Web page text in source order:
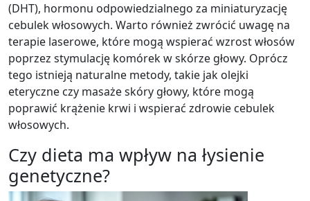
(DHT), hormonu odpowiedzialnego za miniaturyzację
cebulek włosowych. Warto również zwrócić uwagę na
terapie laserowe, które mogą wspierać wzrost włosów
poprzez stymulację komórek w skórze głowy. Oprócz
tego istnieją naturalne metody, takie jak olejki
eteryczne czy masaże skóry głowy, które mogą
poprawić krążenie krwi i wspierać zdrowie cebulek
włosowych.
Czy dieta ma wpływ na łysienie
genetyczne?